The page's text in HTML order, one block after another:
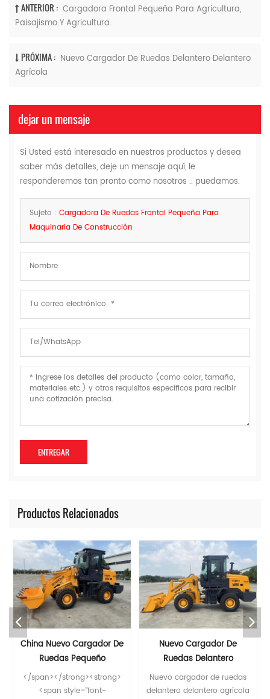
ANTERIOR : Cargadora Frontal Pequeña Para Agricultura,
Paisajismo Y Agricultura.
PRÓXIMA : Nuevo Cargador De Ruedas Delantero Delantero
Agrícola
dejar un mensaje
Si Usted está interesado en nuestros productos y desea
saber más detalles, deje un mensaje aquí, le
responderemos tan pronto como nosotros .. puedamos.
Sujeto : Cargadora De Ruedas Frontal Pequeña Para
Maquinaria De Construcción
Productos Relacionados
Nuevo Cargador De
Ruedas Delantero
Delantero Agrícola
Nuevo cargador de ruedas
delantero delantero agrícola
Cargadora Frontal
Pequeña Para Agricultura,
Paisajismo Y Agricultura.
Cargadora frontal pequeña
para agricultura, paisajismo